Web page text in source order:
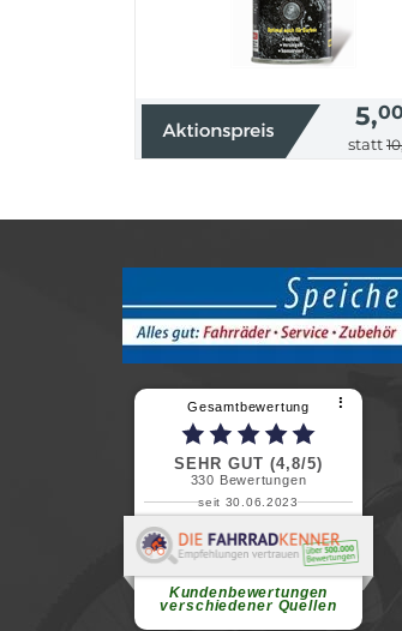
5,00
statt
Gesamtbewertung ⠇
SEHR GUT (4,8/5)
330 Bewertungen
seit 30.06.2023
Kundenbewertungen
verschiedener Quellen
Renate H.
Vielen Dank für ein herzliches